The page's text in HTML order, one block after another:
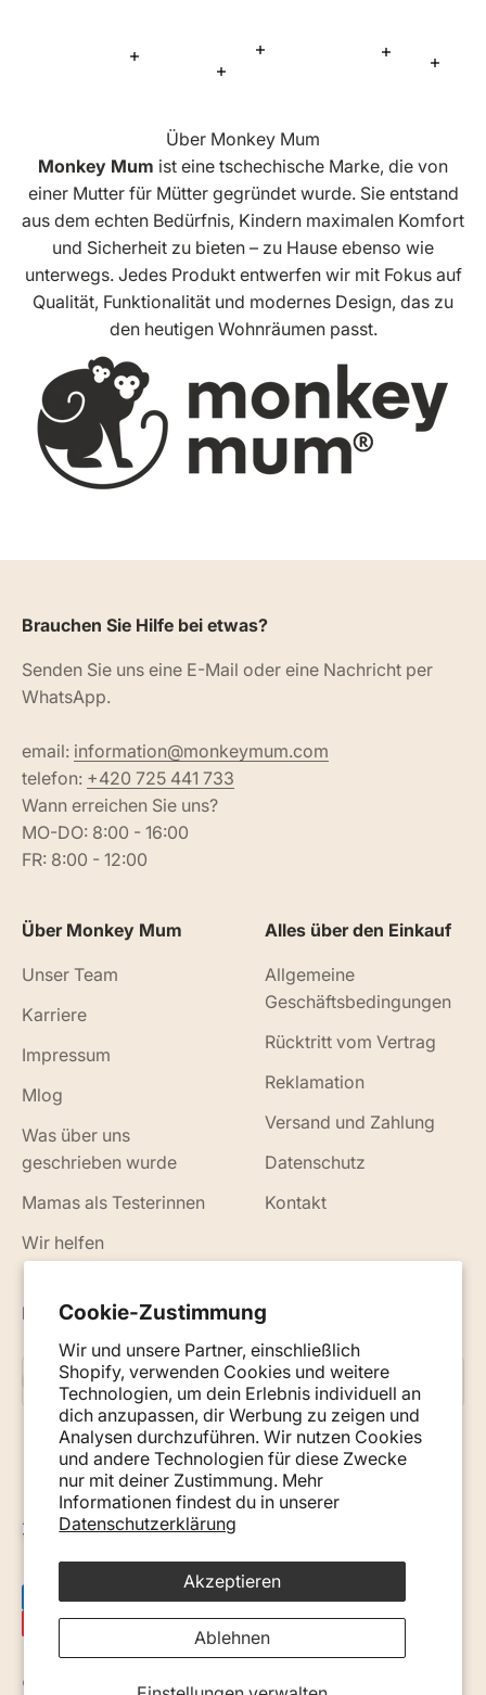
Cookie-Zustimmung
Wir und unsere Partner, einschließlich
Shopify, verwenden Cookies und weitere
Technologien, um dein Erlebnis individuell an
dich anzupassen, dir Werbung zu zeigen und
Analysen durchzuführen. Wir nutzen Cookies
und andere Technologien für diese Zwecke
nur mit deiner Zustimmung. Mehr
Informationen findest du in unserer
Datenschutzerklärung
Akzeptieren
Ablehnen
Mehr
Mehr InformationenMehr Informationen
Über Monkey Mum
Monkey Mum ist eine tschechische Marke, die von
einer Mutter für Mütter gegründet wurde. Sie entstand
aus dem echten Bedürfnis, Kindern maximalen Komfort
und Sicherheit zu bieten – zu Hause ebenso wie
unterwegs. Jedes Produkt entwerfen wir mit Fokus auf
Qualität, Funktionalität und modernes Design, das zu
den heutigen Wohnräumen passt.
Brauchen Sie Hilfe bei etwas?
Senden Sie uns eine E-Mail oder eine Nachricht per
WhatsApp.
email: information@monkeymum.com
telefon: +420 725 441 733
Wann erreichen Sie uns?
MO-DO: 8:00 - 16:00
FR: 8:00 - 12:00
Über Monkey Mum
Unser Team
Karriere
Impressum
Mlog
Was über uns
geschrieben wurde
Mamas als Testerinnen
Wir helfen
Alles über den Einkauf
Allgemeine
Geschäftsbedingungen
Rücktritt vom Vertrag
Reklamation
Versand und Zahlung
Datenschutz
Kontakt
Neuigkeiten, Ratschläge und Tipps per E-Mail
E-Mail
Abonnieren
Österreich (EUR €)
© 2026, Monkey Mum. · Site by Ecommerce Pot